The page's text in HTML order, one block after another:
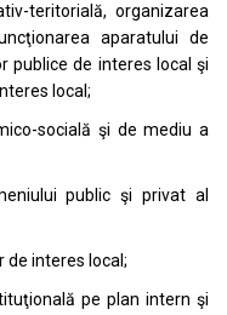
teritorială, organizarea
aparatului de
publice de interes local şi
local;
socială şi de mediu a
public şi privat al
de interes local;
pe plan intern şi